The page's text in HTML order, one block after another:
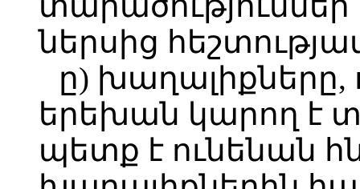
ներսից
ը) խաղալիքները,
երեխան կարող է
պետք է ունենան